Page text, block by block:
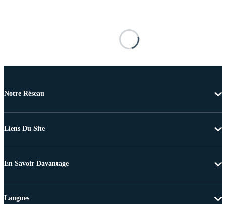
Notre Réseau
Liens Du Site
En Savoir Davantage
Langues